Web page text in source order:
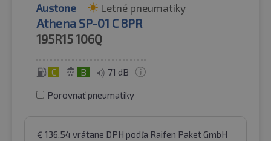
Austone Letné pneumatiky
Athena SP-01 C 8PR
195R15106Q
C B 71 dB
Porovnať pneumatiky
€ 136.54vrátane DPH podľa Raifen Paket GmbH